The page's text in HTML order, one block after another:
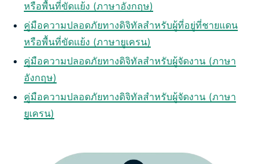
หรือพื้นที่ขัดแย้ง (ภาษาอังกฤษ)
คู่มือความปลอดภัยทางดิจิทัลสำหรับผู้ที่อยู่ที่ชายแดน
หรือพื้นที่ขัดแย้ง (ภาษายูเครน)
คู่มือความปลอดภัยทางดิจิทัลสำหรับผู้จัดงาน (ภาษา
อังกฤษ)
คู่มือความปลอดภัยทางดิจิทัลสำหรับผู้จัดงาน (ภาษา
ยูเครน)